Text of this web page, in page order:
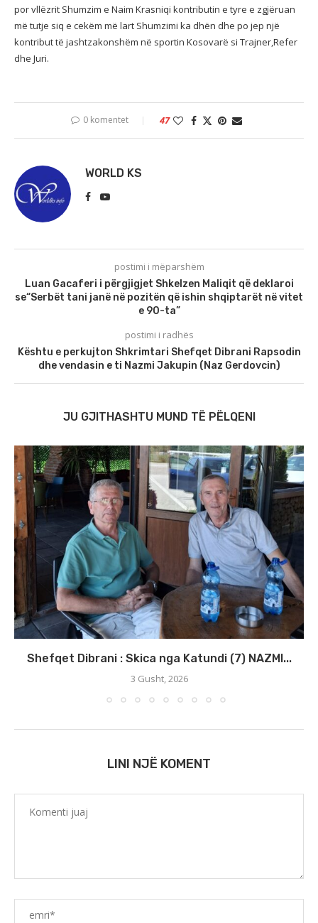
por vllëzrit Shumzim e Naim Krasniqi kontributin e tyre e zgjëruan
më tutje siq e cekëm më lart Shumzimi ka dhën dhe po jep një
kontribut të jashtzakonshëm në sportin Kosovarë si Trajner,Refer
dhe Juri.
0 komentet 47
WORLD KS
postimi i mëparshëm
Luan Gacaferi i përgjigjet Shkelzen Maliqit që deklaroi
se“Serbët tani janë në pozitën që ishin shqiptarët në vitet
e 90-ta”
postimi i radhës
Kështu e perkujton Shkrimtari Shefqet Dibrani Rapsodin
dhe vendasin e ti Nazmi Jakupin (Naz Gerdovcin)
JU GJITHASHTU MUND TË PËLQENI
Shefqet Dibrani : Skica nga Katundi (7) NAZMI...
3 Gusht, 2026
LINI NJË KOMENT